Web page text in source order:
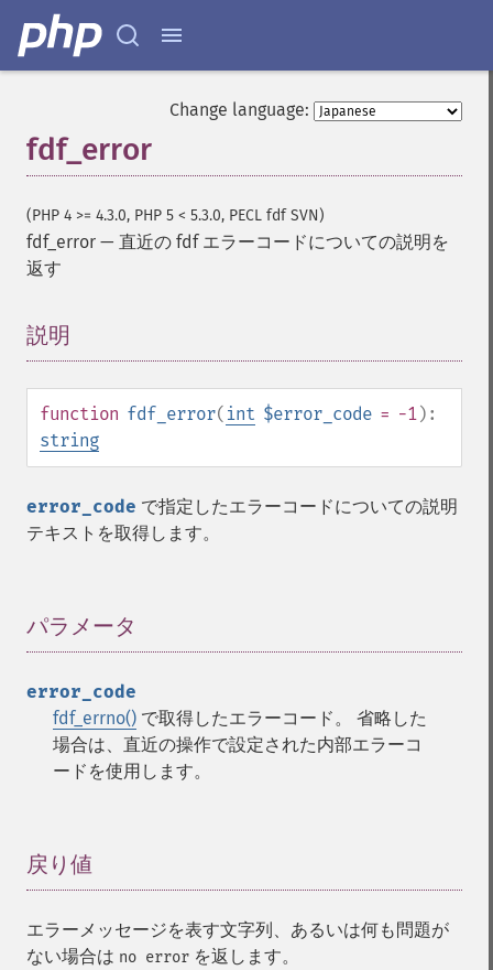
Change language:
fdf_error
(PHP 4 >= 4.3.0, PHP 5 < 5.3.0, PECL fdf SVN)
fdf_error — 直近の fdf エラーコードについての説明を
返す
説明
function fdf_error( int $error_code = -1):
string
error_code で指定したエラーコードについての説明
テキストを取得します。
パラメータ
error_code
fdf_errno() で取得したエラーコード。 省略した
場合は、直近の操作で設定された内部エラーコ
ードを使用します。
戻り値
エラーメッセージを表す文字列、あるいは何も問題が
ない場合は no error を返します。